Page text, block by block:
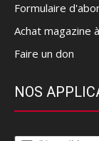
Formulaire
Achat magazine
Faire un don
NOS